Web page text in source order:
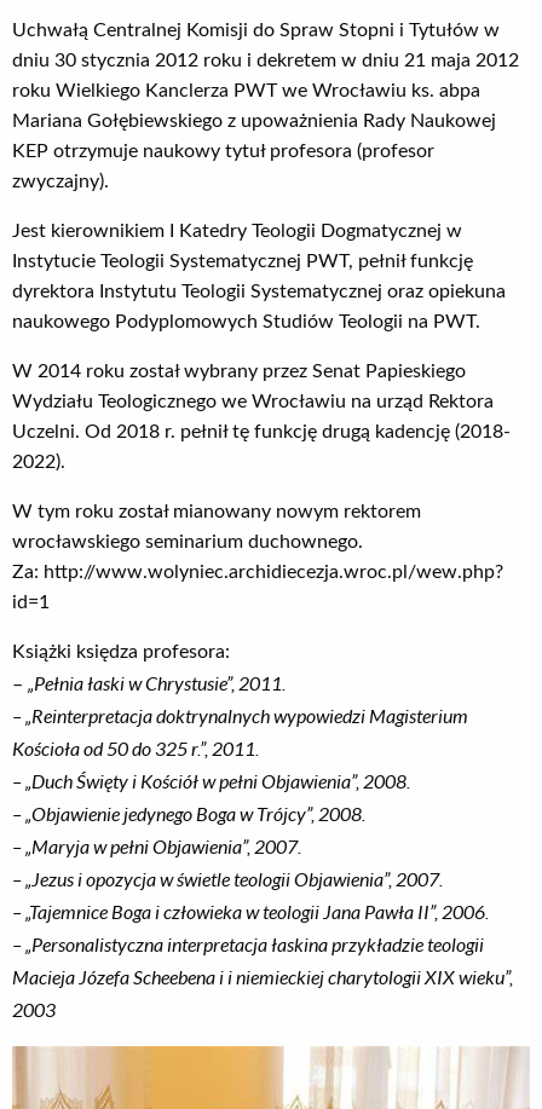
Uchwałą Centralnej Komisji do Spraw Stopni i Tytułów w
dniu 30 stycznia 2012 roku i dekretem w dniu 21 maja 2012
roku Wielkiego Kanclerza PWT we Wrocławiu ks. abpa
Mariana Gołębiewskiego z upoważnienia Rady Naukowej
KEP otrzymuje naukowy tytuł profesora (profesor
zwyczajny).
Jest kierownikiem I Katedry Teologii Dogmatycznej w
Instytucie Teologii Systematycznej PWT, pełnił funkcję
dyrektora Instytutu Teologii Systematycznej oraz opiekuna
naukowego Podyplomowych Studiów Teologii na PWT.
W 2014 roku został wybrany przez Senat Papieskiego
Wydziału Teologicznego we Wrocławiu na urząd Rektora
Uczelni. Od 2018 r. pełnił tę funkcję drugą kadencję (2018-
2022).
W tym roku został mianowany nowym rektorem
wrocławskiego seminarium duchownego.
Za: http://www.wolyniec.archidiecezja.wroc.pl/wew.php?
id=1
Książki księdza profesora:
– „Pełnia łaski w Chrystusie”, 2011.
– „Reinterpretacja doktrynalnych wypowiedzi Magisterium
Kościoła od 50 do 325 r.”, 2011.
– „Duch Święty i Kościół w pełni Objawienia”, 2008.
– „Objawienie jedynego Boga w Trójcy”, 2008.
– „Maryja w pełni Objawienia”, 2007.
– „Jezus i opozycja w świetle teologii Objawienia”, 2007.
– „Tajemnice Boga i człowieka w teologii Jana Pawła II”, 2006.
– „Personalistyczna interpretacja łaskina przykładzie teologii
Macieja Józefa Scheebena i i niemieckiej charytologii XIX wieku”,
2003